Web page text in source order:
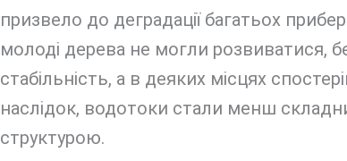
призвело до деградації багатьох
молоді дерева не могли розвиватися,
стабільність, а в деяких місцях
наслідок, водотоки стали менш
структурою.